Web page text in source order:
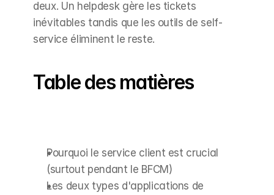
deux. Un helpdesk gère les tickets
inévitables tandis que les outils de self-
service éliminent le reste.
Table des matières
Pourquoi le service client est crucial
(surtout pendant le BFCM)
Les deux types d'applications de